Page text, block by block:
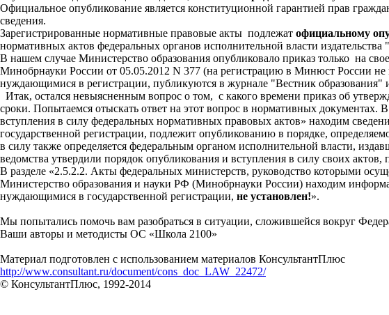
Официальное опубликование является конституционной гарантией прав
сведения.
Зарегистрированные нормативные правовые акты подлежат официальному
нормативных актов федеральных органов исполнительной власти
В нашем случае Министерство образования опубликовало приказ только на
Минобрнауки России от 05.05.2012 N 377 (на регистрацию в Минюст России
нуждающимися в регистрации, публикуются в журнале "Вестник образования"
Итак, остался невыясненным вопрос о том, с какого времени приказ об
сроки. Попытаемся отыскать ответ на этот вопрос в нормативных
вступления в силу федеральных нормативных правовых актов» находим
государственной регистрации, подлежит опубликованию в порядке,
в силу также определяется федеральным органом исполнительной власти,
ведомства утвердили порядок опубликования и вступления в силу своих
В разделе «2.5.2.2. Акты федеральных министерств, руководство которыми
Министерство образования и науки РФ (Минобрнауки России) находим
нуждающимися в государственной регистрации, не установлен!».
Мы попытались помочь вам разобраться в ситуации, сложившейся вокруг
Ваши авторы и методисты ОС «Школа 2100»
Материал подготовлен с использованием материалов КонсультантПлюс
http://www.consultant.ru/document/cons_doc_LAW_22472/
© КонсультантПлюс, 1992-2014